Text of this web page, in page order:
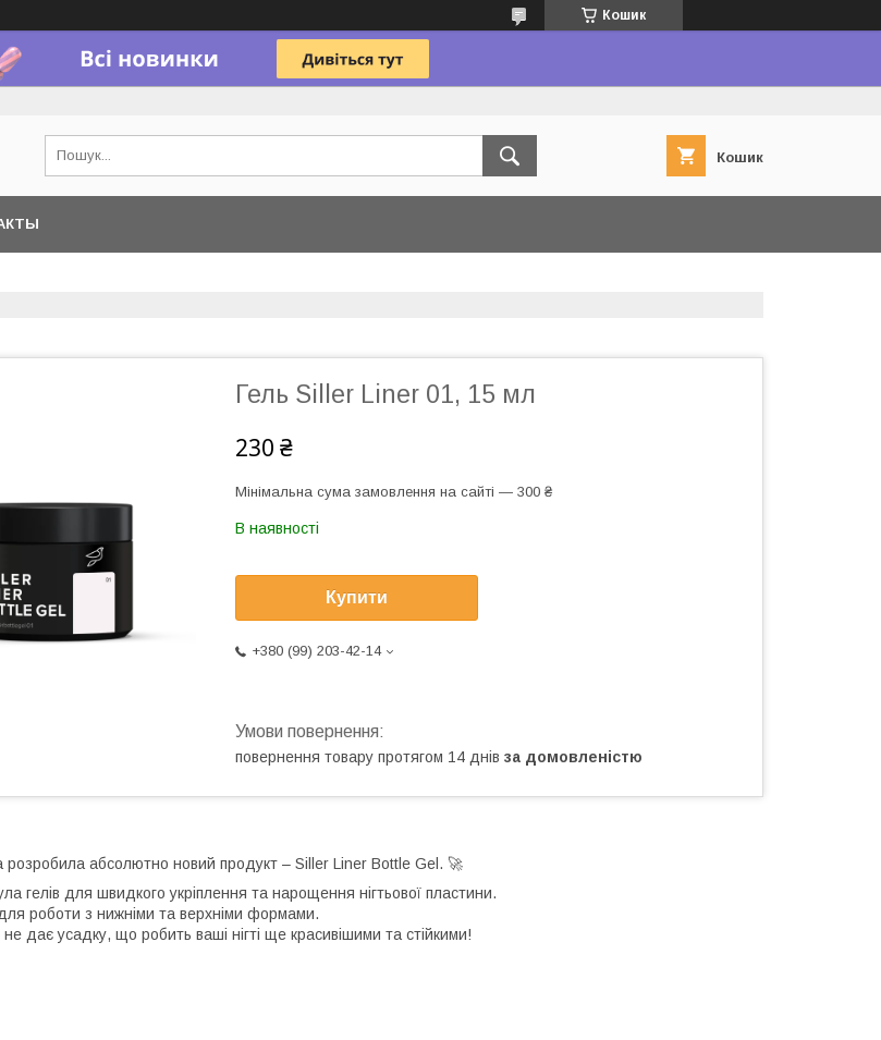
Кошик
Кошик
Гель Siller Liner 01, 15 мл
230 ₴
Мінімальна сума замовлення на сайті — 300 ₴
В наявності
Купити
+380 (99) 203-42-14
повернення товару протягом 14 днів за домовленістю
абсолютно новий продукт – Siller Liner Bottle Gel. 🚀
гелів для швидкого укріплення та нарощення нігтьової пластини.
роботи з нижніми та верхніми формами.
дає усадку, що робить ваші нігті ще красивішими та стійкими!